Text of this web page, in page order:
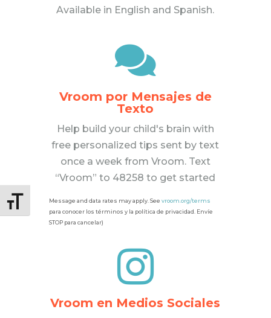
Alternar tamaño de letra
Available in English and Spanish.

Vroom por Mensajes de
Texto
Help build your child's brain with
free personalized tips sent by text
once a week from Vroom. Text
“Vroom” to 48258 to get started
Message and data rates may apply. See vroom.org/terms
para conocer los términos y la política de privacidad. Envíe
STOP para cancelar)

Vroom en Medios Sociales